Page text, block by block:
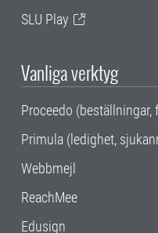
SLU Play
Vanliga verktyg
Proceedo (beställningar,
Primula (ledighet,
Webbmejl
ReachMee
Edusign